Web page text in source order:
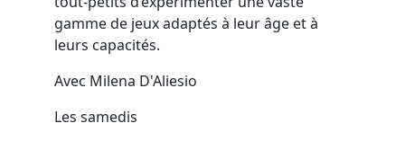
gamme de jeux adaptés à leur âge et à
leurs capacités.
Avec Milena D'Aliesio
Les samedis